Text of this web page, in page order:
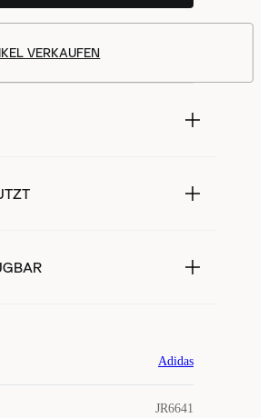
VERKAUFEN
Adidas
JR6641